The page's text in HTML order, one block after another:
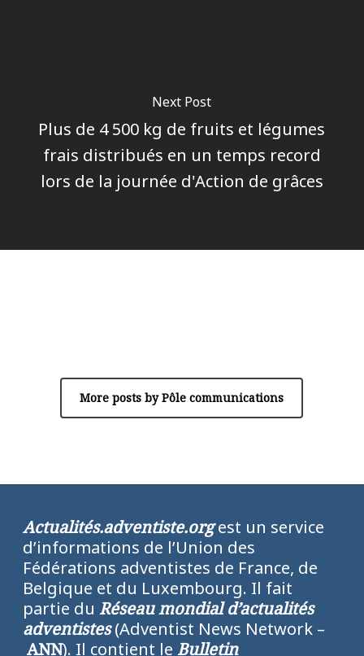
Next Post
Plus de 4 500 kg de fruits et légumes
frais distribués en un temps record
lors de la journée d'Action de grâces
More posts by Pôle communications
Actualités.adventiste.orgest un service
d’informations de l’Union des
Fédérations adventistes de France, de
Belgique et du Luxembourg. Il fait
partie du Réseau mondial d’actualités
adventistes(Adventist News Network –
ANN). Il contient le Bulletin